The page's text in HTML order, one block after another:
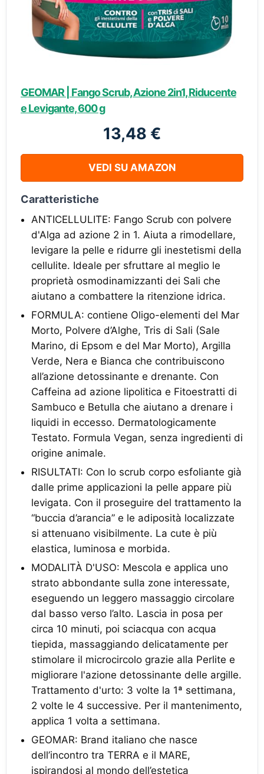
GEOMAR | Fango Scrub, Azione 2in1, Riducente
e Levigante, 600 g
13,48 €
VEDI SU AMAZON
Caratteristiche
ANTICELLULITE: Fango Scrub con polvere
d'Alga ad azione 2 in 1. Aiuta a rimodellare,
levigare la pelle e ridurre gli inestetismi della
cellulite. Ideale per sfruttare al meglio le
proprietà osmodinamizzanti dei Sali che
aiutano a combattere la ritenzione idrica.
FORMULA: contiene Oligo-elementi del Mar
Morto, Polvere d’Alghe, Tris di Sali (Sale
Marino, di Epsom e del Mar Morto), Argilla
Verde, Nera e Bianca che contribuiscono
all’azione detossinante e drenante. Con
Caffeina ad azione lipolitica e Fitoestratti di
Sambuco e Betulla che aiutano a drenare i
liquidi in eccesso. Dermatologicamente
Testato. Formula Vegan, senza ingredienti di
origine animale.
RISULTATI: Con lo scrub corpo esfoliante già
dalle prime applicazioni la pelle appare più
levigata. Con il proseguire del trattamento la
“buccia d’arancia” e le adiposità localizzate
si attenuano visibilmente. La cute è più
elastica, luminosa e morbida.
MODALITÀ D'USO: Mescola e applica uno
strato abbondante sulla zone interessate,
eseguendo un leggero massaggio circolare
dal basso verso l’alto. Lascia in posa per
circa 10 minuti, poi sciacqua con acqua
tiepida, massaggiando delicatamente per
stimolare il microcircolo grazie alla Perlite e
migliorare l'azione detossinante delle argille.
Trattamento d'urto: 3 volte la 1ª settimana,
2 volte le 4 successive. Per il mantenimento,
applica 1 volta a settimana.
GEOMAR: Brand italiano che nasce
dell’incontro tra TERRA e il MARE,
ispirandosi al mondo dell’estetica